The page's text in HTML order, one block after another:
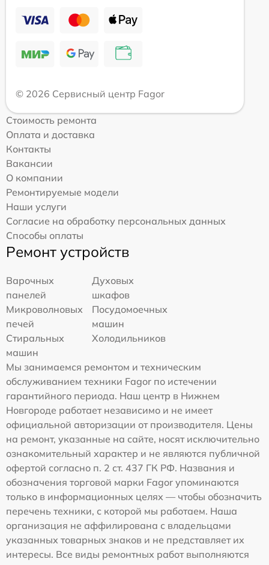
© 2026 Сервисный центр Fagor
Стоимость ремонта
Оплата и доставка
Контакты
Вакансии
О компании
Ремонтируемые модели
Наши услуги
Согласие на обработку персональных данных
Способы оплаты
Ремонт устройств
Варочных
панелей
Духовых
шкафов
Микроволновых
печей
Посудомоечных
машин
Стиральных
машин
Холодильников
Мы занимаемся ремонтом и техническим
обслуживанием техники Fagor по истечении
гарантийного периода. Наш центр в Нижнем
Новгороде работает независимо и не имеет
официальной авторизации от производителя. Цены
на ремонт, указанные на сайте, носят исключительно
ознакомительный характер и не являются публичной
офертой согласно п. 2 ст. 437 ГК РФ. Названия и
обозначения торговой марки Fagor упоминаются
только в информационных целях — чтобы обозначить
перечень техники, с которой мы работаем. Наша
организация не аффилирована с владельцами
указанных товарных знаков и не представляет их
интересы. Все виды ремонтных работ выполняются